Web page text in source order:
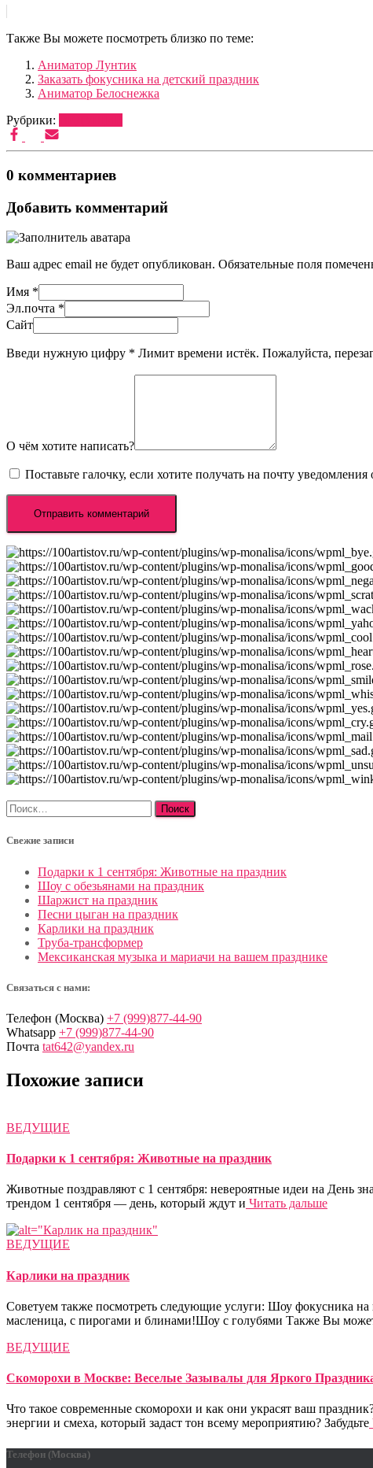
Также Вы можете посмотреть близко по теме:
Аниматор Лунтик
Заказать фокусника на детский праздник
Аниматор Белоснежка
Рубрики:
0 комментариев
Добавить комментарий
Ваш адрес email не будет опубликован. Обязательные поля
Имя *
Эл.почта *
Сайт
Введи нужную цифру * Лимит времени истёк. Пожалуйста,
О чём хотите написать?
Поставьте галочку, если хотите получать на почту
Найти:
Свежие записи
Подарки к 1 сентября: Животные на праздник
Шоу с обезьянами на праздник
Шаржист на праздник
Песни цыган на праздник
Карлики на праздник
Труба-трансформер
Мексиканская музыка и мариачи на вашем празднике
Связаться с нами:
Телефон (Москва) +7 (999)877-44-90
Whatsapp +7 (999)877-44-90
Почта tat642@yandex.ru
Похожие записи
ВЕДУЩИЕ
Подарки к 1 сентября: Животные на праздник
Животные поздравляют с 1 сентября: невероятные идеи на День
трендом 1 сентября — день, который ждут и Читать дальше
ВЕДУЩИЕ
Карлики на праздник
Советуем также посмотреть следующие услуги: Шоу фокусника
масленица, с пирогами и блинами!Шоу с голубями Также Вы
ВЕДУЩИЕ
Скоморохи в Москве: Веселые Зазывалы для Яркого
Что такое современные скоморохи и как они украсят ваш
энергии и смеха, который задаст тон всему мероприятию? Забудьте
Телефон (Москва)